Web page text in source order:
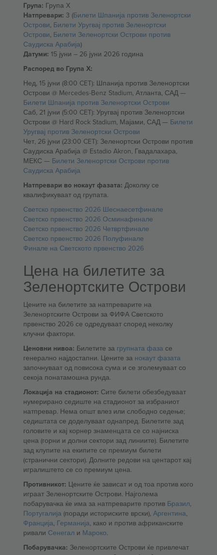
Група: Група Х
Натпревари: 3 (Билети Шпанија против Зеленортски
Острови, Билети Уругвај против Зеленортски
Острови, Билети Зеленортски Острови против
Саудиска Арабија)
Датуми: 15 јуни – 26 јуни 2026 година
Распоред во Група Х:
Нед, 15 јуни (8:00 CET): Шпанија против Зеленортски
Острови @ Mercedes-Benz Stadium, Атланта, САД —
Билети Шпанија против Зеленортски Острови
Саб, 21 јуни (5:00 CET): Уругвај против Зеленортски
Острови @ Hard Rock Stadium, Мајами, САД — Билети
Уругвај против Зеленортски Острови
Чет, 26 јуни (23:00 CET): Зеленортски Острови против
Саудиска Арабија @ Estadio Akron, Гвадалахара,
МЕКС — Билети Зеленортски Острови против
Саудиска Арабија
Натпревари во нокаут фазата: Доколку се
квалификуваат од групата.
Светско првенство 2026 Шеснаесетфинале
Светско првенство 2026 Осминафинале
Светско првенство 2026 Четвртфинале
Светско првенство 2026 Полуфинале
Финале на Светското првенство 2026
Цена на билетите за
Зеленортските Острови
Цените на билетите за натпреварите на
Зеленортските Острови за ФИФА Светското
првенство 2026 се одредуваат според неколку
клучни фактори.
Ценовни нивоа: Билетите за групната фаза се
генерално најдостапни. Цените за нокаут фазата
започнуваат од повисока сума и се зголемуваат со
секоја понатамошна рунда.
Локација на стадионот: Сите билети обезбедуваат
нумерирано седиште на стадионот за избраниот
натпревар. Нема општ влез или слободно седење;
седиштата се доделуваат однапред. Билетите зад
головите и кај корнер знаменцата се со најниска
цена (горни и долни сектори зад линиите). Билетите
зад клупите на екипите се премиум билети
(странични сектори). Долните редови на центарот кај
игралиштето се со премиум цена.
Противникот: Цените ќе зависат и од тоа против кого
играат Зеленортските Острови. Најголема
побарувачка ќе има за натпреварите против Бразил,
Португалија (поради историските врски), Аргентина,
Франција, Германија, како и против африканските
ривали Сенегал и Мароко.
Побарувачка: Зеленортските Острови ќе привлечат